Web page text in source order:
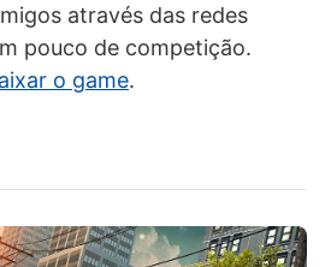
através das redes
pouco de competição.
o game.